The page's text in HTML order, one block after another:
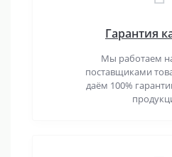
Гарантия
Мы работаем
поставщиками
даём 100%